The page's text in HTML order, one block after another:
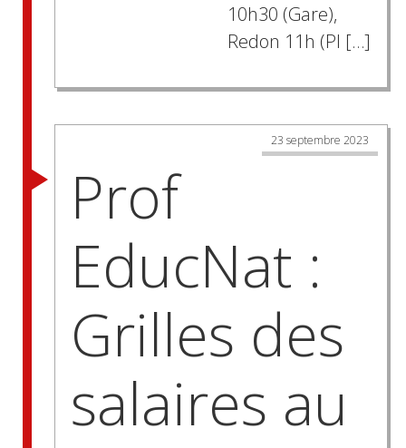
10h30 (Gare),
Redon 11h (Pl […]
23 septembre 2023
Prof
EducNat :
Grilles des
salaires au